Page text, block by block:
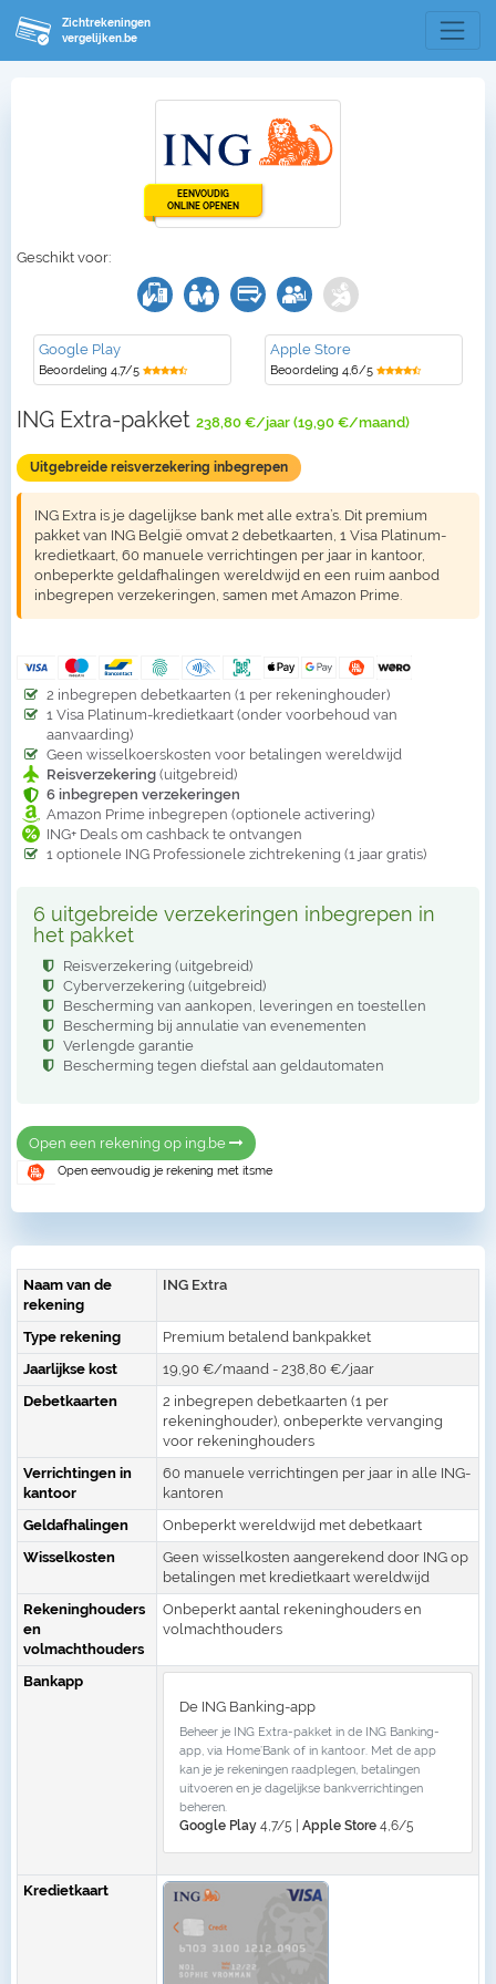
Zichtrekeningen
vergelijken.be
EENVOUDIG
ONLINE OPENEN
Geschikt voor:
Google Play
Beoordeling 4,7/5
Apple Store
Beoordeling 4,6/5
ING Extra-pakket 238,80 €/jaar (19,90 €/maand)
Uitgebreide reisverzekering inbegrepen
ING Extra is je dagelijkse bank met alle extra’s. Dit premium
pakket van ING België omvat 2 debetkaarten, 1 Visa Platinum-
kredietkaart, 60 manuele verrichtingen per jaar in kantoor,
onbeperkte geldafhalingen wereldwijd en een ruim aanbod
inbegrepen verzekeringen, samen met Amazon Prime.
2 inbegrepen debetkaarten (1 per rekeninghouder)
1 Visa Platinum-kredietkaart (onder voorbehoud van
aanvaarding)
Geen wisselkoerskosten voor betalingen wereldwijd
Reisverzekering (uitgebreid)
6 inbegrepen verzekeringen
Amazon Prime inbegrepen (optionele activering)
ING+ Deals om cashback te ontvangen
1 optionele ING Professionele zichtrekening (1 jaar gratis)
6 uitgebreide verzekeringen inbegrepen in
het pakket
Reisverzekering (uitgebreid)
Cyberverzekering (uitgebreid)
Bescherming van aankopen, leveringen en toestellen
Bescherming bij annulatie van evenementen
Verlengde garantie
Bescherming tegen diefstal aan geldautomaten
Open een rekening op ing.be
Open eenvoudig je rekening met itsme
Naam van de
rekening
ING Extra
Type rekening
Premium betalend bankpakket
Jaarlijkse kost
19,90 €/maand - 238,80 €/jaar
Debetkaarten
2 inbegrepen debetkaarten (1 per
rekeninghouder), onbeperkte vervanging
voor rekeninghouders
Verrichtingen in
kantoor
60 manuele verrichtingen per jaar in alle ING-
kantoren
Geldafhalingen
Onbeperkt wereldwijd met debetkaart
Wisselkosten
Geen wisselkosten aangerekend door ING op
betalingen met kredietkaart wereldwijd
Rekeninghouders
en
volmachthouders
Onbeperkt aantal rekeninghouders en
volmachthouders
Bankapp
De ING Banking-app
Beheer je ING Extra-pakket in de ING Banking-
app, via Home’Bank of in kantoor. Met de app
kan je je rekeningen raadplegen, betalingen
uitvoeren en je dagelijkse bankverrichtingen
beheren.
Google Play 4,7/5 |Apple Store 4,6/5
Kredietkaart